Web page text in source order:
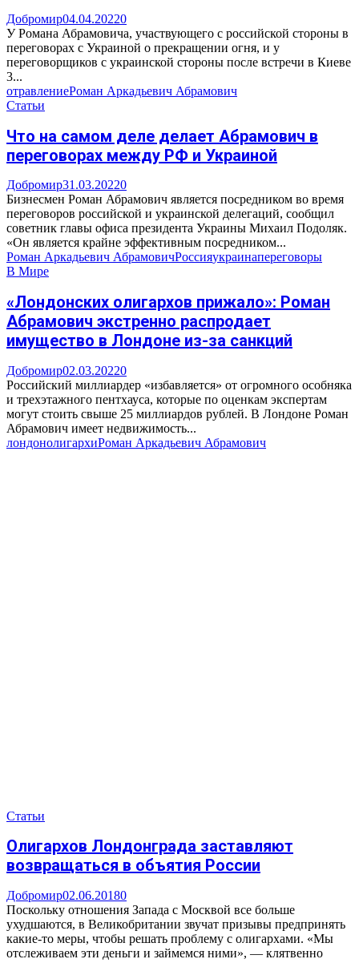
Добромир04.04.20220
У Романа Абрамовича, участвующего с российской стороны в
переговорах с Украиной о прекращении огня, и у
переговорщиков с украинской стороны после встречи в Киеве
3...
отравлениеРоман Аркадьевич Абрамович
Статьи
Что на самом деле делает Абрамович в
переговорах между РФ и Украиной
Добромир31.03.20220
Бизнесмен Роман Абрамович является посредником во время
переговоров российской и украинской делегаций, сообщил
советник главы офиса президента Украины Михаил Подоляк.
«Он является крайне эффективным посредником...
Роман Аркадьевич АбрамовичРоссияукраинапереговоры
В Мире
«Лондонских олигархов прижало»: Роман
Абрамович экстренно распродает
имущество в Лондоне из-за санкций
Добромир02.03.20220
Российский миллиардер «избавляется» от огромного особняка
и трехэтажного пентхауса, которые по оценкам экспертам
могут стоить свыше 25 миллиардов рублей. В Лондоне Роман
Абрамович имеет недвижимость...
лондонолигархиРоман Аркадьевич Абрамович
Статьи
Олигархов Лондонграда заставляют
возвращаться в объятия России
Добромир02.06.20180
Поскольку отношения Запада с Москвой все больше
ухудшаются, в Великобритании звучат призывы предпринять
какие-то меры, чтобы решать проблему с олигархами. «Мы
отслеживаем эти деньги и займемся ними», — клятвенно